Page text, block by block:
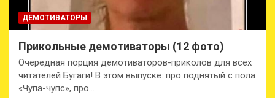
ДЕМОТИВАТОРЫ
Прикольные демотиваторы (12 фото)
Очередная порция демотиваторов-приколов для всех
читателей Бугаги! В этом выпуске: про поднятый с пола
«Чупа-чупс», про…